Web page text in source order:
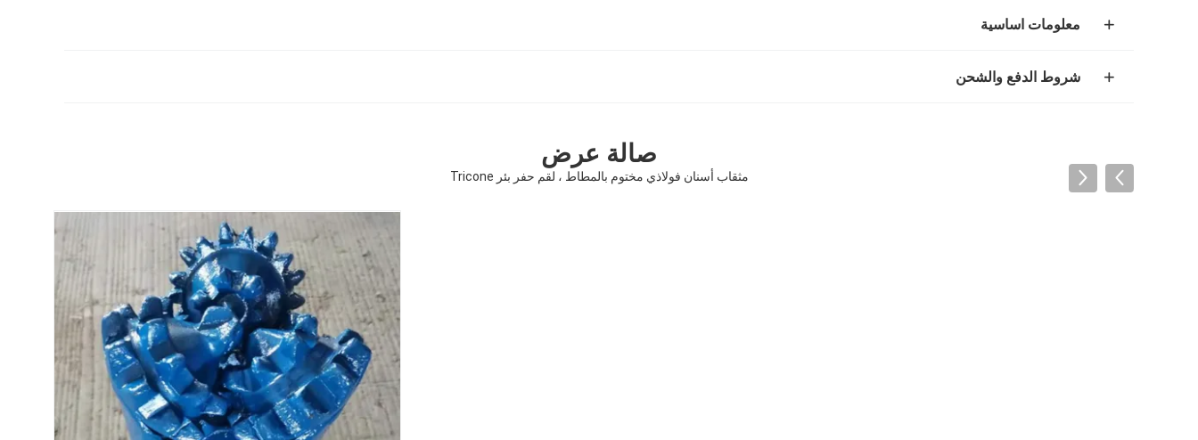
معلومات اساسية
شروط الدفع والشحن
صالة عرض
مثقاب أسنان فولاذي مختوم بالمطاط ، لقم حفر بئر Tricone